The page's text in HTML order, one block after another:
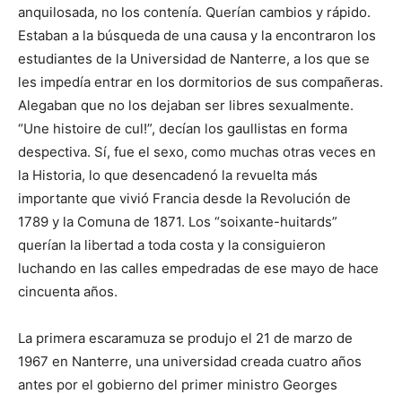
anquilosada, no los contenía. Querían cambios y rápido.
Estaban a la búsqueda de una causa y la encontraron los
estudiantes de la Universidad de Nanterre, a los que se
les impedía entrar en los dormitorios de sus compañeras.
Alegaban que no los dejaban ser libres sexualmente.
“Une histoire de cul!”, decían los gaullistas en forma
despectiva. Sí, fue el sexo, como muchas otras veces en
la Historia, lo que desencadenó la revuelta más
importante que vivió Francia desde la Revolución de
1789 y la Comuna de 1871. Los “soixante-huitards”
querían la libertad a toda costa y la consiguieron
luchando en las calles empedradas de ese mayo de hace
cincuenta años.
La primera escaramuza se produjo el 21 de marzo de
1967 en Nanterre, una universidad creada cuatro años
antes por el gobierno del primer ministro Georges